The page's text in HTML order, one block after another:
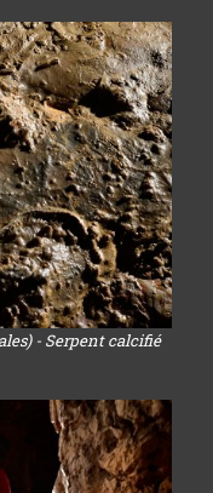
- Serpent calcifié